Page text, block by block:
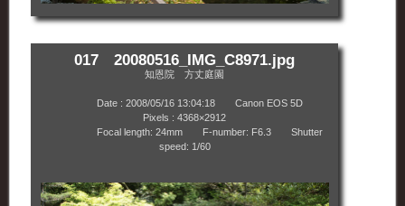
017 20080516_IMG_C8971.jpg
知恩院 方丈庭園
Date : 2008/05/16 13:04:18 Canon EOS 5D
Pixels : 4368×2912
Focal length: 24mm F-number: F6.3 Shutter
speed: 1/60